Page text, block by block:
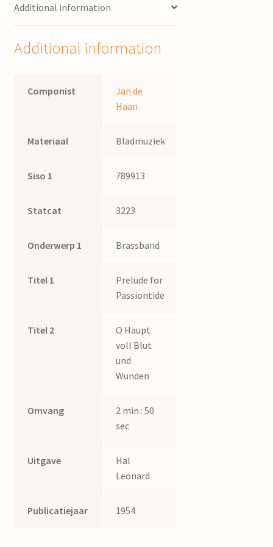
Additional information
Additional information
Componist
Jan de
Haan
Materiaal Bladmuziek
Siso 1 789913
Statcat 3223
Onderwerp 1 Brassband
Titel 1
Prelude for
Passiontide
Titel 2
O Haupt
voll Blut
und
Wunden
Omvang
2 min : 50
sec
Uitgave
Hal
Leonard
Publicatiejaar 1954